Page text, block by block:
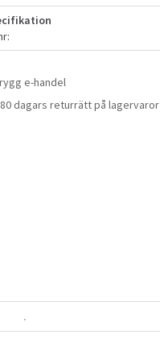
e-handel
dagars returrätt på lagervaror
.